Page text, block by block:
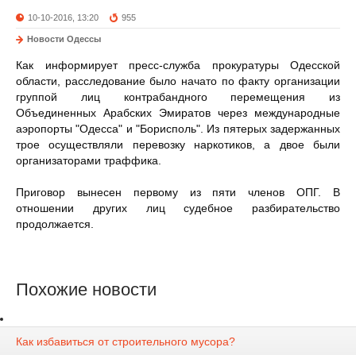
10-10-2016, 13:20 955
Новости Одессы
Как информирует пресс-служба прокуратуры Одесской
области, расследование было начато по факту организации
группой лиц контрабандного перемещения из
Объединенных Арабских Эмиратов через международные
аэропорты "Одесса" и "Борисполь". Из пятерых задержанных
трое осуществляли перевозку наркотиков, а двое были
организаторами траффика.
Приговор вынесен первому из пяти членов ОПГ. В
отношении других лиц судебное разбирательство
продолжается.
Похожие новости
Как избавиться от строительного мусора?